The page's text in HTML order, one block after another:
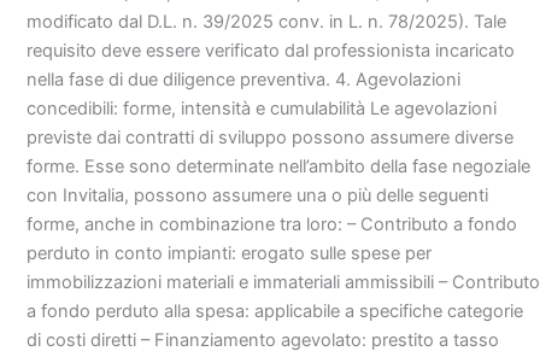
modificato dal D.L. n. 39/2025 conv. in L. n. 78/2025). Tale
requisito deve essere verificato dal professionista incaricato
nella fase di due diligence preventiva. 4. Agevolazioni
concedibili: forme, intensità e cumulabilità Le agevolazioni
previste dai contratti di sviluppo possono assumere diverse
forme. Esse sono determinate nell’ambito della fase negoziale
con Invitalia, possono assumere una o più delle seguenti
forme, anche in combinazione tra loro: – Contributo a fondo
perduto in conto impianti: erogato sulle spese per
immobilizzazioni materiali e immateriali ammissibili – Contributo
a fondo perduto alla spesa: applicabile a specifiche categorie
di costi diretti – Finanziamento agevolato: prestito a tasso